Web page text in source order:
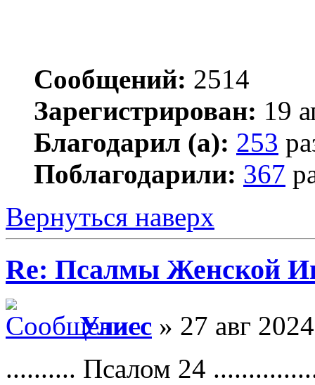
Сообщений: 2514
Зарегистрирован: 19
Благодарил (а): 253
Поблагодарили: 367
Вернуться наверх
Re: Псалмы Женской
Улисс » 27 авг
.......... Псалом 24